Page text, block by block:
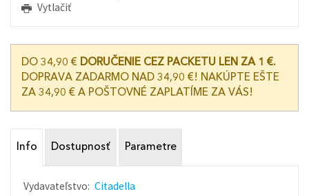
Vytlačiť
DO 34,90 € DORUČENIE CEZ PACKETU LEN ZA 1 €.
DOPRAVA ZADARMO NAD 34,90 €! NAKÚPTE EŠTE
ZA 34,90 € A POŠTOVNÉ ZAPLATÍME ZA VÁS!
Info Dostupnosť Parametre
Vydavateľstvo: Citadella